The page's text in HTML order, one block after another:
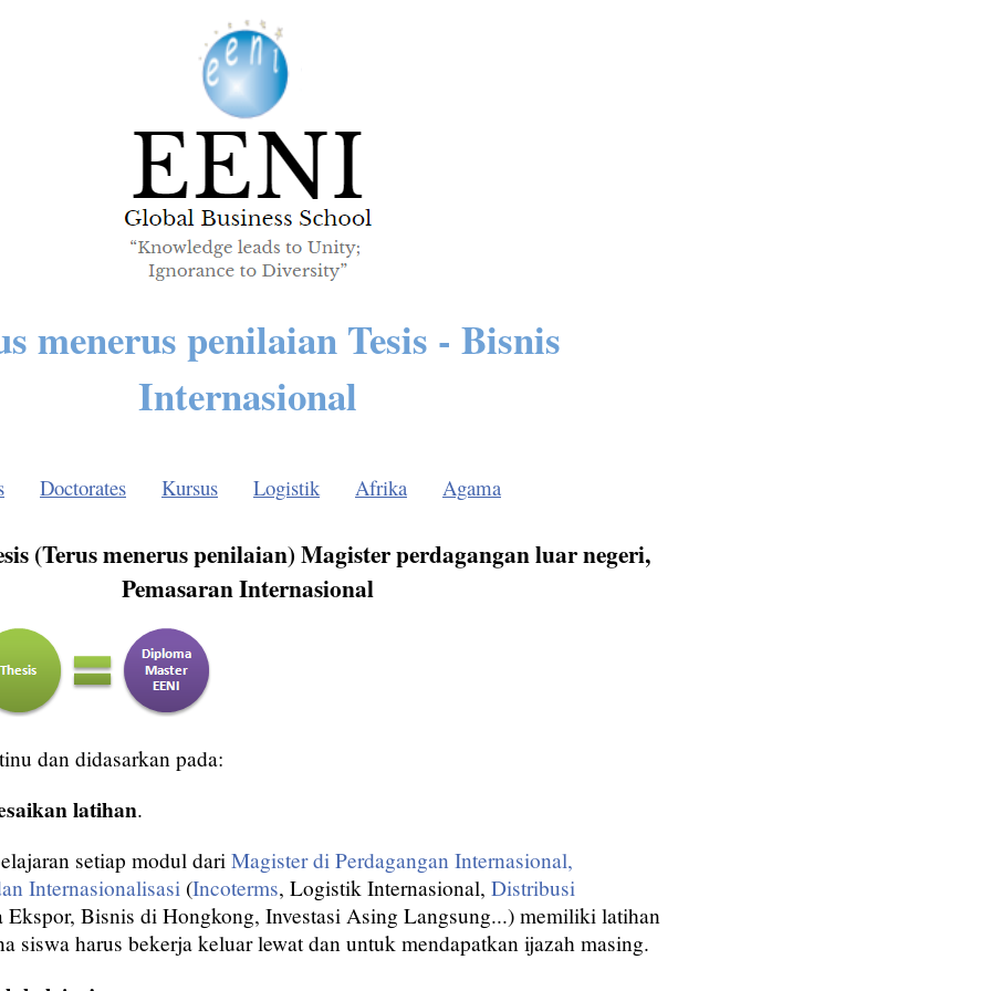
menerus penilaian Tesis - Bisnis
Internasional
Doctorates Kursus Logistik Afrika Agama
(Terus menerus penilaian) Magister perdagangan luar negeri,
Pemasaran Internasional
dan didasarkan pada:
latihan.
setiap modul dari Magister di Perdagangan Internasional,
Internasionalisasi (Incoterms, Logistik Internasional, Distribusi
Ekspor, Bisnis di Hongkong, Investasi Asing Langsung...) memiliki latihan
siswa harus bekerja keluar lewat dan untuk mendapatkan ijazah masing.